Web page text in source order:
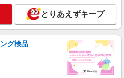
万円支給(規定有) お友達を紹介
ンティブ支給(規定有) ★月2回払
可能（規程有）★ ゜・。○。・゜
・゜+゜
山市の家電量販店
詳細を見る
詳しくなれる携帯販売【docomo】
とりあえずキープ
グ検品